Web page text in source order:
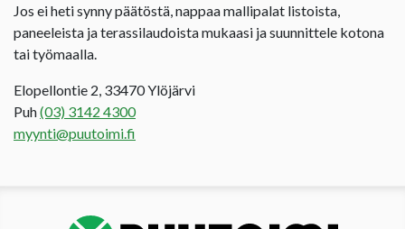
Jos ei heti synny päätöstä, nappaa mallipalat listoista,
paneeleista ja terassilaudoista mukaasi ja suunnittele kotona
tai työmaalla.
Elopellontie 2, 33470 Ylöjärvi
Puh(03) 3142 4300
myynti@puutoimi.fi